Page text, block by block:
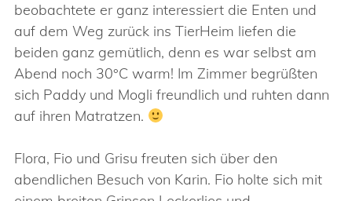
beobachtete er ganz interessiert die Enten und
auf dem Weg zurück ins TierHeim liefen die
beiden ganz gemütlich, denn es war selbst am
Abend noch 30°C warm! Im Zimmer begrüßten
sich Paddy und Mogli freundlich und ruhten dann
auf ihren Matratzen.
Flora, Fio und Grisu freuten sich über den
abendlichen Besuch von Karin. Fio holte sich mit